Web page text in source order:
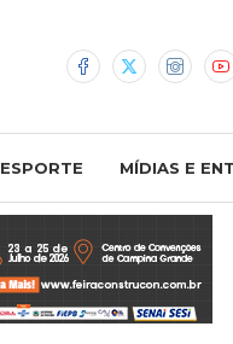
ESPORTE MÍDIAS E